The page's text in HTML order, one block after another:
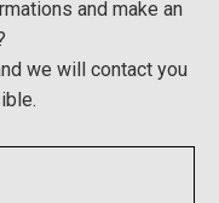
and make an
we will contact you